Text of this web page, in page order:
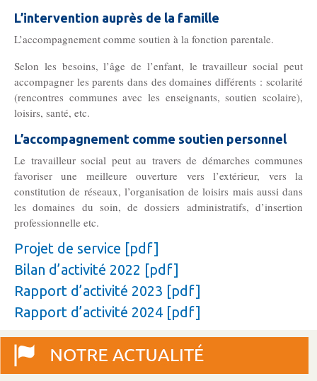
L’intervention auprès de la famille
L’accompagnement comme soutien à la fonction parentale.
Selon les besoins, l’âge de l’enfant, le travailleur social peut
accompagner les parents dans des domaines différents : scolarité
(rencontres communes avec les enseignants, soutien scolaire),
loisirs, santé, etc.
L’accompagnement comme soutien personnel
Le travailleur social peut au travers de démarches communes
favoriser une meilleure ouverture vers l’extérieur, vers la
constitution de réseaux, l’organisation de loisirs mais aussi dans
les domaines du soin, de dossiers administratifs, d’insertion
professionnelle etc.
Projet de service [pdf]
Bilan d’activité 2022 [pdf]
Rapport d’activité 2023 [pdf]
Rapport d’activité 2024 [pdf]